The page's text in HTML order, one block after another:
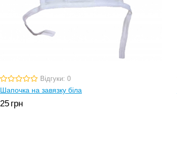
Відгуки: 0
Шапочка на завязку біла
25 грн